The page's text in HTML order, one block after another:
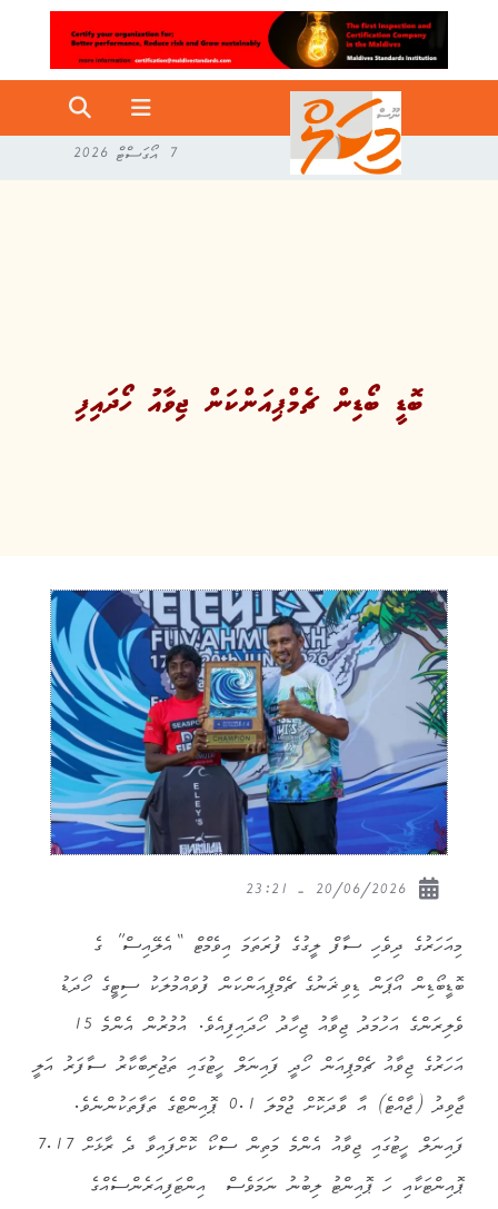
7 އޯގަސްޓް 2026
ބޮޑީ ބޯޑިން ޗެމްޕިއަންކަން ޖިވާއު ހޯދައިފި
މިއަހަރުގެ ދިވެހި ސާފް ލީގުގެ ފުރަތަމަ އިވެމްޓް “އެލޭއިސް” ގެ
ބޮޑީބޯޑިން އޯޕަން ޑިވިޜަނުގެ ޗެމްޕިއަންކަން ފުވައްމުލަކު ސިޓީގެ ހޯދަޑު
ވެލިރަންގެ އަހުމަދު ޖިވާއު ޖިހާދު ހޯދައިފިއެވެ. އުމުރުން އެންމެ 15
އަހަރުގެ ޖިވާއު ޗެމްޕިއަން ހޯދީ ފައިނަލް ހީޓުގައި ތަޖުރިބާކާރު ސާފަރު އަލީ
ޖާވިދު (ޖާއްޓެ) އާ ވާދަކޮށް ޖުމްލަ 0.1 ޕޮއިންޓްގެ ތަފާތަކުންނެވެ.
ފައިނަލް ހީޓުގައި ޖިވާއު އެންމެ މަތިން ސްކޯ ކޮށްފައިވާ ދެ ރާޅަށް 7.17
ޕޮއިންޓަކާއި ހަ ޕޮއިންޓު ލިބުނު ނަމަވެސް އިންޓަފިއަރެންސެއްގެ